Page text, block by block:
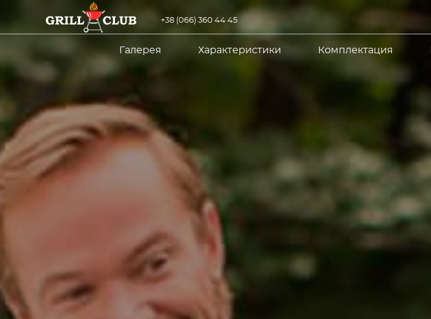
+38 (066) 360 44 45
Галерея Характеристики Комплектация